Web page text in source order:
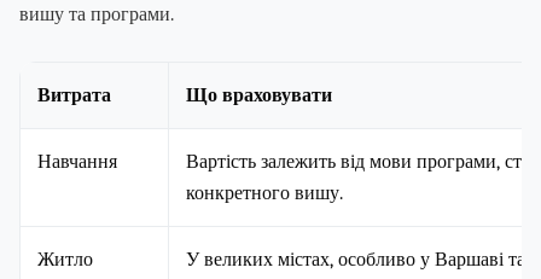
вишу та програми.
Витрата Що враховувати
Навчання
Вартість залежить від мови програми,
конкретного вишу.
Житло
У великих містах, особливо у Варшаві та